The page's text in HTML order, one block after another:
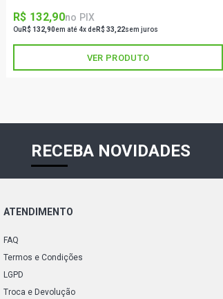
R$ 132,90no PIX
Ou R$ 132,90em até 4x deR$ 33,22sem juros
VER PRODUTO
RECEBA NOVIDADES
ATENDIMENTO
FAQ
Termos e Condições
LGPD
Troca e Devolução